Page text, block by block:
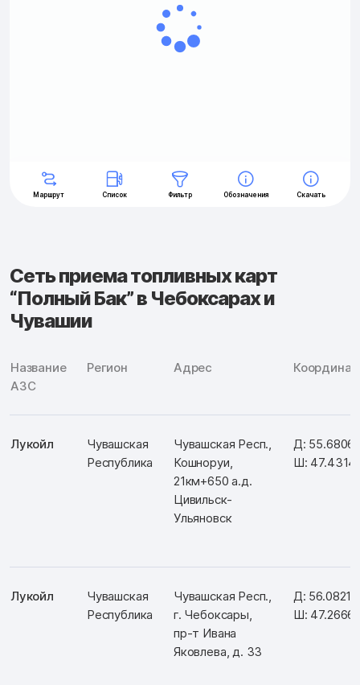
Сеть приема топливных карт
“Полный Бак” в Чебоксарах и
Чувашии
Название
АЗС
Регион Адрес
Лукойл
Чувашская
Республика
Чувашская Респ.,
Кошноруи,
21км+650 а.д.
Цивильск-
Ульяновск
Д:
Ш:
Лукойл
Чувашская
Республика
Чувашская Респ.,
г. Чебоксары,
пр-т Ивана
Яковлева, д. 33
Д:
Ш: